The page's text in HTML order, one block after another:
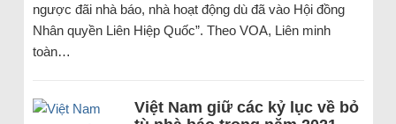
ngược đãi nhà báo, nhà hoạt động dù đã vào Hội đồng
Nhân quyền Liên Hiệp Quốc”. Theo VOA, Liên minh
toàn…
Việt Nam giữ các kỷ lục về bỏ